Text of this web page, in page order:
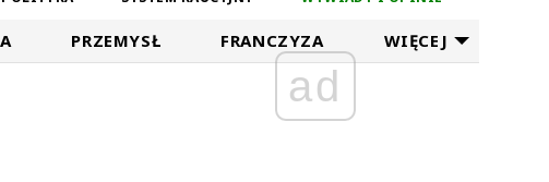
PRZEMYSŁ FRANCZYZA WIĘCEJ
ad